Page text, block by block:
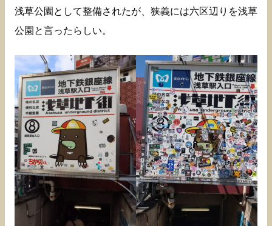
浅草公園として整備されたが、狭義には六区辺りを浅草
公園と言ったらしい。